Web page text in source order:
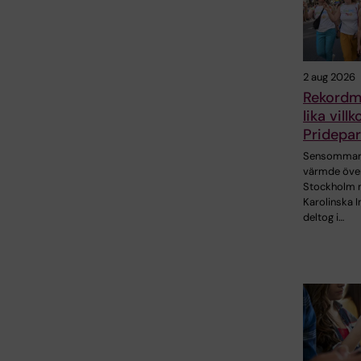
2 aug 2026
lika
värmde
Stockholm
Karolinska
deltog i…